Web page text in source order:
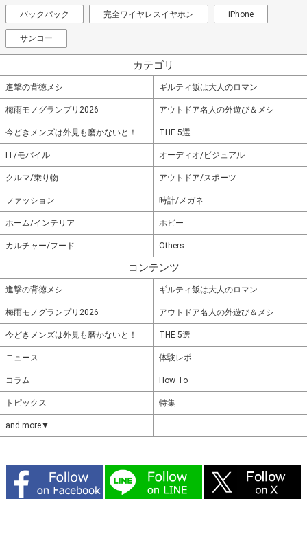
バックパック 完全ワイヤレスイヤホン iPhone
サンコー
カテゴリ
進撃の背徳メシ ギルティ飯は大人のロマン
梅雨モノグランプリ2026 アウトドア名人の外遊び＆メシ
今どきメンズは外見も磨かないと！ THE 5選
IT/モバイル オーディオ/ビジュアル
クルマ/乗り物 アウトドア/スポーツ
ファッション 時計/メガネ
ホーム/インテリア ホビー
カルチャー/フード Others
コンテンツ
進撃の背徳メシ ギルティ飯は大人のロマン
梅雨モノグランプリ2026 アウトドア名人の外遊び＆メシ
今どきメンズは外見も磨かないと！ THE 5選
ニュース 体験レポ
コラム How To
トピックス 特集
and more▼